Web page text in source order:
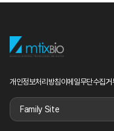
개인정보처리방침이메일무단수집거
Family Site